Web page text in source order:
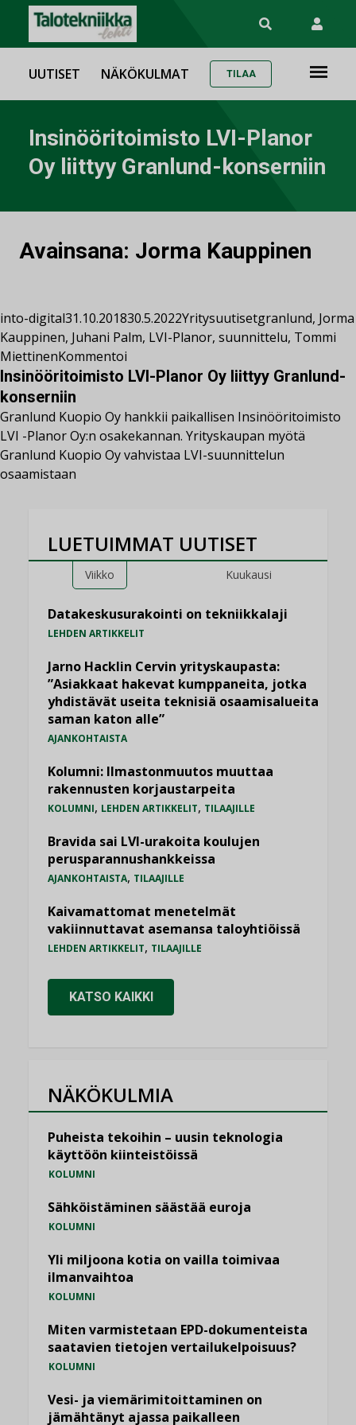
UUTISET NÄKÖKULMAT TILAA
Insinööritoimisto LVI-Planor
Oy liittyy Granlund-konserniin
Avainsana: Jorma Kauppinen
into-digital31.10.201830.5.2022Yritysuutisetgranlund, Jorma
Kauppinen, Juhani Palm, LVI-Planor, suunnittelu, Tommi
MiettinenKommentoi
Insinööritoimisto LVI-Planor Oy liittyy Granlund-
konserniin
Granlund Kuopio Oy hankkii paikallisen Insinööritoimisto
LVI -Planor Oy:n osakekannan. Yrityskaupan myötä
Granlund Kuopio Oy vahvistaa LVI-suunnittelun
osaamistaan
LUETUIMMAT UUTISET
Viikko Kuukausi
Datakeskusurakointi on tekniikkalaji
LEHDEN ARTIKKELIT
Jarno Hacklin Cervin yrityskaupasta:
”Asiakkaat hakevat kumppaneita, jotka
yhdistävät useita teknisiä osaamisalueita
saman katon alle”
AJANKOHTAISTA
Kolumni: Ilmastonmuutos muuttaa
rakennusten korjaustarpeita
KOLUMNI, LEHDEN ARTIKKELIT, TILAAJILLE
Bravida sai LVI-urakoita koulujen
perusparannushankkeissa
AJANKOHTAISTA, TILAAJILLE
Kaivamattomat menetelmät
vakiinnuttavat asemansa taloyhtiöissä
LEHDEN ARTIKKELIT, TILAAJILLE
KATSO KAIKKI
NÄKÖKULMIA
Puheista tekoihin – uusin teknologia
käyttöön kiinteistöissä
KOLUMNI
Sähköistäminen säästää euroja
KOLUMNI
Yli miljoona kotia on vailla toimivaa
ilmanvaihtoa
KOLUMNI
Miten varmistetaan EPD-dokumenteista
saatavien tietojen vertailukelpoisuus?
KOLUMNI
Vesi- ja viemärimitoittaminen on
jämähtänyt ajassa paikalleen